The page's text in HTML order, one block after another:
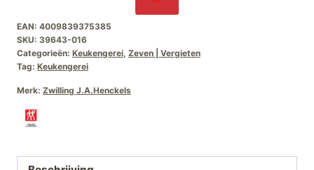
EAN: 4009839375385
SKU: 39643-016
Categorieën: Keukengerei, Zeven | Vergieten
Tag: Keukengerei
Merk: Zwilling J.A.Henckels